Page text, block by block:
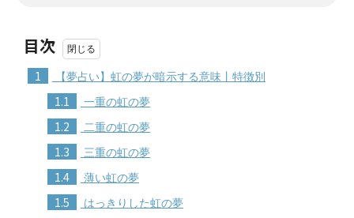
目次
1 【夢占い】虹の夢が暗示する意味丨特徴別
1.1 一重の虹の夢
1.2 二重の虹の夢
1.3 三重の虹の夢
1.4 薄い虹の夢
1.5 はっきりした虹の夢